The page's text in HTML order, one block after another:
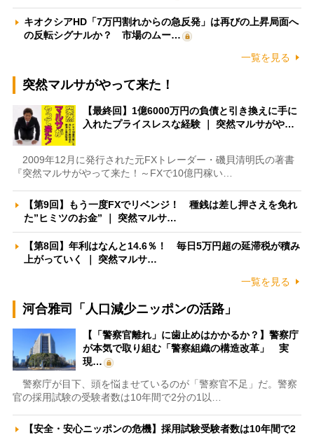
キオクシアHD「7万円割れからの急反発」は再びの上昇局面へ
の反転シグナルか？ 市場のムー…
一覧を見る
突然マルサがやって来た！
【最終回】1億6000万円の負債と引き換えに手に
入れたプライスレスな経験 ｜ 突然マルサがや…
2009年12月に発行された元FXトレーダー・磯貝清明氏の著書
『突然マルサがやって来た！～FXで10億円稼い…
【第9回】もう一度FXでリベンジ！ 種銭は差し押さえを免れ
た”ヒミツのお金” ｜ 突然マルサ…
【第8回】年利はなんと14.6％！ 毎日5万円超の延滞税が積み
上がっていく ｜ 突然マルサ…
一覧を見る
河合雅司「人口減少ニッポンの活路」
【「警察官離れ」に歯止めはかかるか？】警察庁
が本気で取り組む「警察組織の構造改革」 実
現…
警察庁が目下、頭を悩ませているのが「警察官不足」だ。警察
官の採用試験の受験者数は10年間で2分の1以…
【安全・安心ニッポンの危機】採用試験受験者数は10年間で2